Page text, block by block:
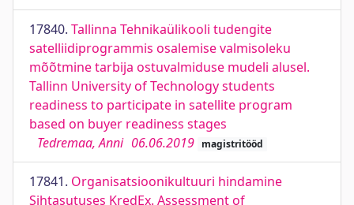
17840. Tallinna Tehnikaülikooli tudengite
satelliidiprogrammis osalemise valmisoleku
mõõtmine tarbija ostuvalmiduse mudeli alusel.
Tallinn University of Technology students
readiness to participate in satellite program
based on buyer readiness stages
Tedremaa, Anni 06.06.2019 magistritööd
17841. Organisatsioonikultuuri hindamine
Sihtasutuses KredEx. Assessment of